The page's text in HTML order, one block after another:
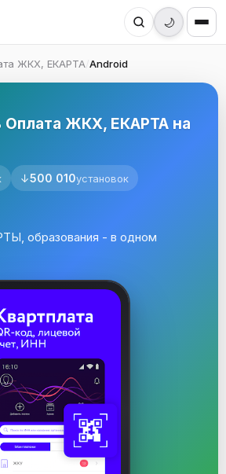
🌙
ЖКХ, ЕКАРТА Android
Оплата ЖКХ, ЕКАРТА на
↓500 010установок
образования - в одном